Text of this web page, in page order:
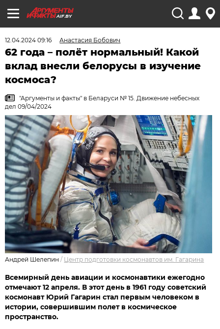
AIF.BY
12.04.2024 09:16 Анастасия Бобович
62 года – полёт нормальный! Какой
вклад внесли белорусы в изучение
космоса?
"Аргументы и факты" в Беларуси № 15. Движение небесных
дел 09/04/2024
Андрей Шелепин / Центр подготовки космонавтов им. Гагарина
Всемирный день авиации и космонавтики ежегодно
отмечают 12 апреля. В этот день в 1961 году советский
космонавт Юрий Гагарин стал первым человеком в
истории, совершившим полет в космическое
пространство.